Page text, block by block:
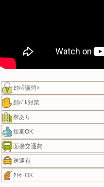
ｾｸﾊﾗ講習×
顔ﾊﾞﾚ対策
寮あり
短期OK
面接交通費
送迎有
ﾀﾄｩｰOK